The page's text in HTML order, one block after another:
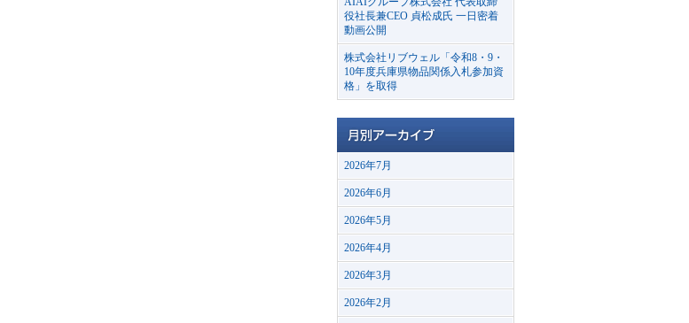
役社長兼CEO 貞松成氏 一日密着
動画公開
株式会社リブウェル「令和8・9・
10年度兵庫県物品関係入札参加資
格」を取得
2026年7月
2026年6月
2026年5月
2026年4月
2026年3月
2026年2月